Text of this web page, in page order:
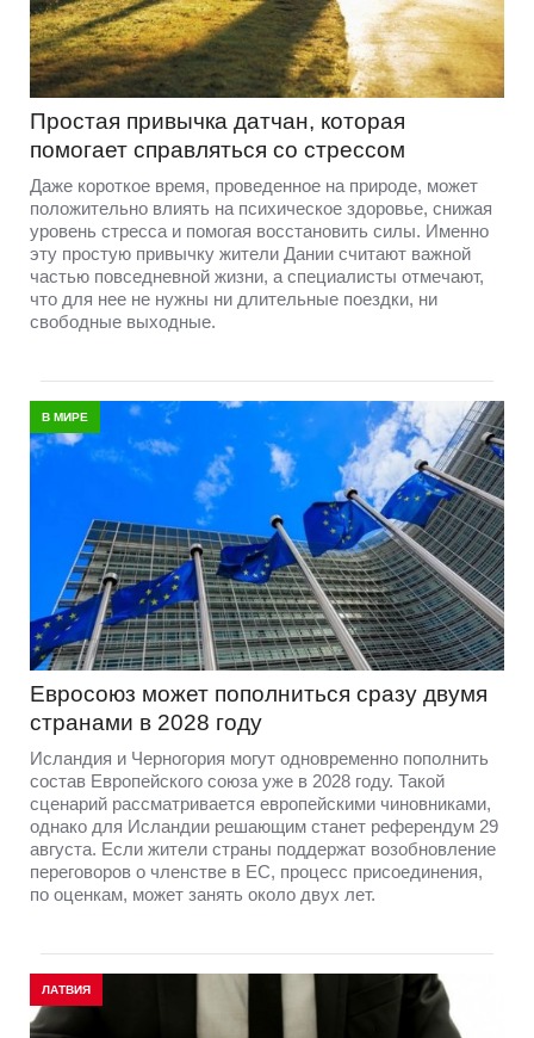
Простая привычка датчан, которая
помогает справляться со стрессом
Даже короткое время, проведенное на природе, может
положительно влиять на психическое здоровье, снижая
уровень стресса и помогая восстановить силы. Именно
эту простую привычку жители Дании считают важной
частью повседневной жизни, а специалисты отмечают,
что для нее не нужны ни длительные поездки, ни
свободные выходные.
В МИРЕ
Евросоюз может пополниться сразу двумя
странами в 2028 году
Исландия и Черногория могут одновременно пополнить
состав Европейского союза уже в 2028 году. Такой
сценарий рассматривается европейскими чиновниками,
однако для Исландии решающим станет референдум 29
августа. Если жители страны поддержат возобновление
переговоров о членстве в ЕС, процесс присоединения,
по оценкам, может занять около двух лет.
ЛАТВИЯ